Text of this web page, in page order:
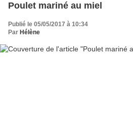
Poulet mariné au miel
Publié le 05/05/2017 à 10:34
Par Hélène